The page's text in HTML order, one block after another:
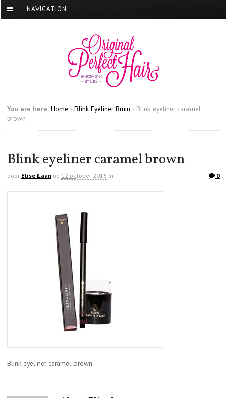
NAVIGATION
You are here: Home › Blink Eyeliner Bruin › Blink eyeliner caramel
brown
Blink eyeliner caramel brown
door Elise Laan op 12 oktober 2015 in 0
Blink eyeliner caramel brown